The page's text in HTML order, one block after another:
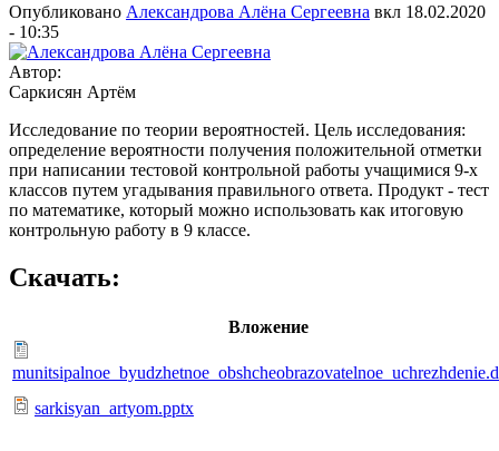
Опубликовано Александрова Алёна Сергеевна вкл 18.02.2020
- 10:35
Автор:
Саркисян Артём
Исследование по теории вероятностей. Цель исследования:
определение вероятности получения положительной отметки
при написании тестовой контрольной работы учащимися 9-х
классов путем угадывания правильного ответа. Продукт - тест
по математике, который можно использовать как итоговую
контрольную работу в 9 классе.
Скачать:
Вложение
sarkisyan_artyom.pptx